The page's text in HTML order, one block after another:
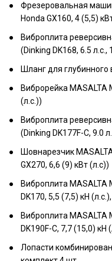
Фрезеровальная
Honda GX160, 4 (5,5)
Виброплита
(Dinking DK168, 6.5 л.с.,
Шланг для глубинного
Виброрейка MASALTA
(л.с.))
Виброплита
(Dinking DK177F-C, 9.0
Шовнарезчик
GX270, 6,6 (9) кВт (л.с))
Виброплита MASALTA
DK170, 5,5 (7,5) кН
Виброплита MASALTA
DK190F-C, 7,7 (15,0) кН
Лопасти